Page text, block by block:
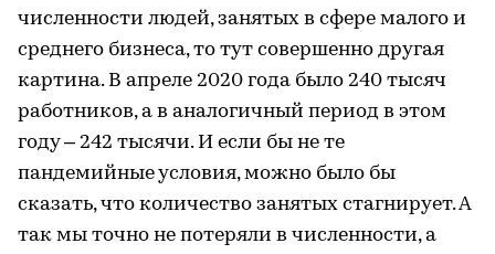
численности людей, занятых в сфере малого и
среднего бизнеса, то тут совершенно другая
картина. В апреле 2020 года было 240 тысяч
работников, а в аналогичный период в этом
году – 242 тысячи. И если бы не те
пандемийные условия, можно было бы
сказать, что количество занятых стагнирует. А
так мы точно не потеряли в численности, а